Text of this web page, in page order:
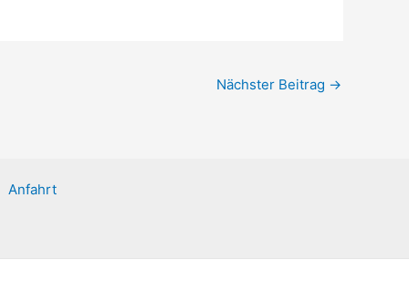
Nächster Beitrag →
Anfahrt